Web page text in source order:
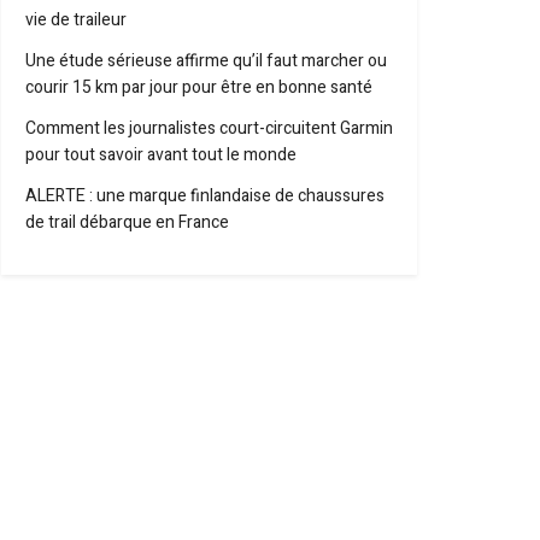
vie de traileur
Une étude sérieuse affirme qu’il faut marcher ou
courir 15 km par jour pour être en bonne santé
Comment les journalistes court-circuitent Garmin
pour tout savoir avant tout le monde
ALERTE : une marque finlandaise de chaussures
de trail débarque en France